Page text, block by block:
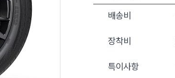
배송비
장착비
특이사항